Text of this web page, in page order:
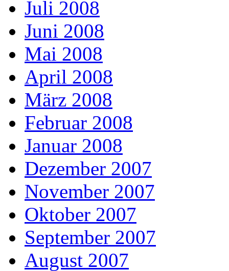
Juli 2008
Juni 2008
Mai 2008
April 2008
März 2008
Februar 2008
Januar 2008
Dezember 2007
November 2007
Oktober 2007
September 2007
August 2007